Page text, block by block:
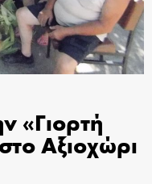
«Γιορτή
Αξιοχώρι